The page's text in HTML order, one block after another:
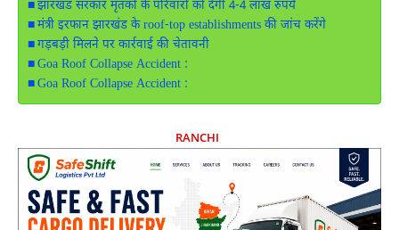
झारखंड सरकार मृतकों के परिवारों को देगी 4-4 लाख रुपये
मंत्री इरफान झारखंड के roof-top establishments की जांच करेंगे
गड़बड़ी मिलने पर कार्रवाई की चेतावनी
Goa Roof Collapse Accident :
Goa Roof Collapse Accident :
RANCHI